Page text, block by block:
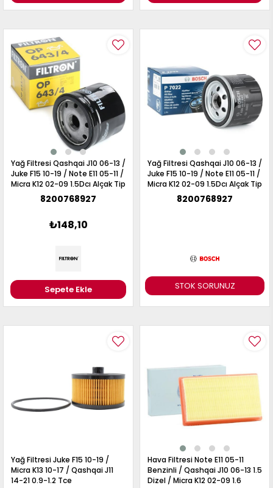
Yağ Filtresi Qashqai J10 06-13 /
Juke F15 10-19 / Note E11 05-11 /
Micra K12 02-09 1.5Dcı Alçak Tip
8200768927
₺148,10
Sepete Ekle STOK SORUNUZ
Yağ Filtresi Qashqai J10 06-13 /
Juke F15 10-19 / Note E11 05-11 /
Micra K12 02-09 1.5Dcı Alçak Tip
8200768927
Yağ Filtresi Juke F15 10-19 /
Micra K13 10-17 / Qashqai J11
14-21 0.9-1.2 Tce
Hava Filtresi Note E11 05-11
Benzinli / Qashqai J10 06-13 1.5
Dizel / Micra K12 02-09 1.6